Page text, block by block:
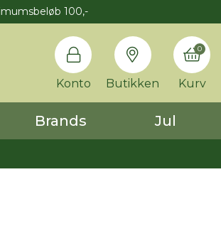
100,-
Konto Butikken Kurv
0
Brands Jul